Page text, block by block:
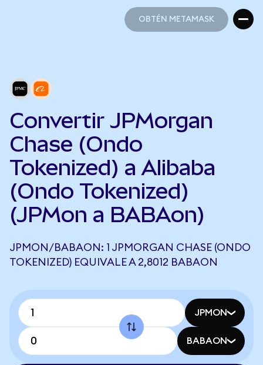
OBTÉN METAMASK
Convertir JPMorgan
Chase (Ondo
Tokenized) a Alibaba
(Ondo Tokenized)
(JPMon a BABAon)
JPMON/BABAON: 1 JPMORGAN CHASE (ONDO
TOKENIZED) EQUIVALE A 2,8012 BABAON
JPMON
BABAON